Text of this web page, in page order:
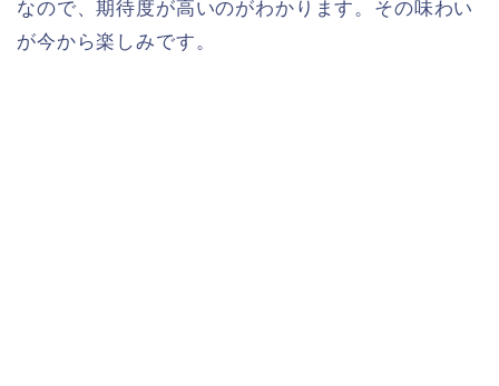
なので、期待度が高いのがわかります。その味わい
が今から楽しみです。